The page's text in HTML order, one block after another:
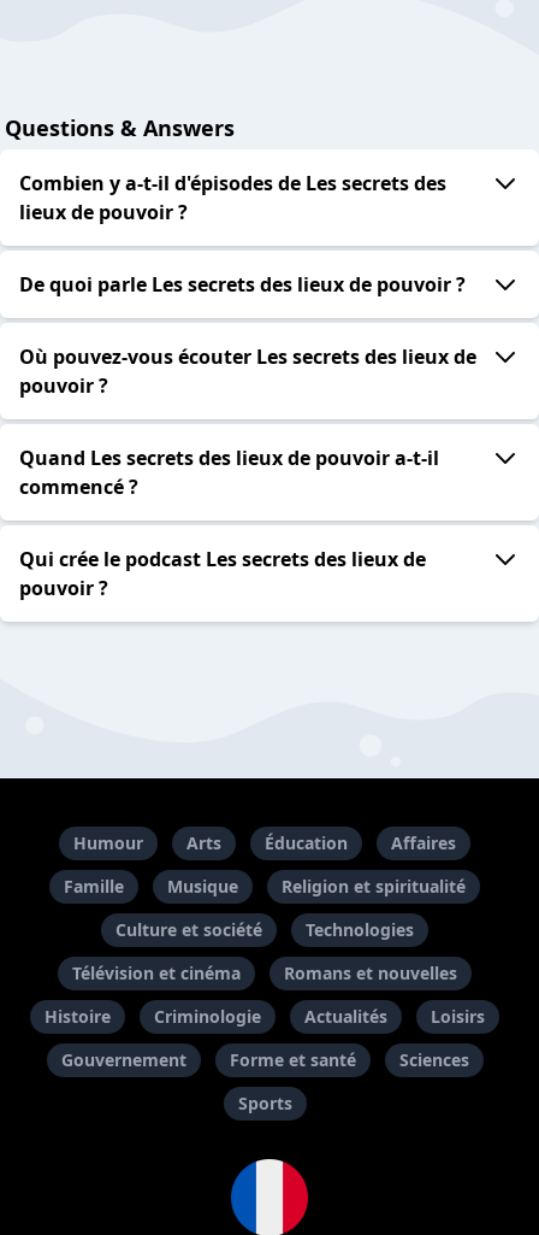
Questions & Answers
Combien y a-t-il d'épisodes de Les secrets des
lieux de pouvoir ?
De quoi parle Les secrets des lieux de pouvoir ?
Où pouvez-vous écouter Les secrets des lieux de
pouvoir ?
Quand Les secrets des lieux de pouvoir a-t-il
commencé ?
Qui crée le podcast Les secrets des lieux de
pouvoir ?
Humour Arts Éducation
Affaires
Famille
Musique
Religion et spiritualité
Culture et société
Technologies
Télévision et cinéma
Romans et nouvelles
Histoire
Criminologie Actualités
Loisirs
Gouvernement
Forme et santé
Sciences
Sports